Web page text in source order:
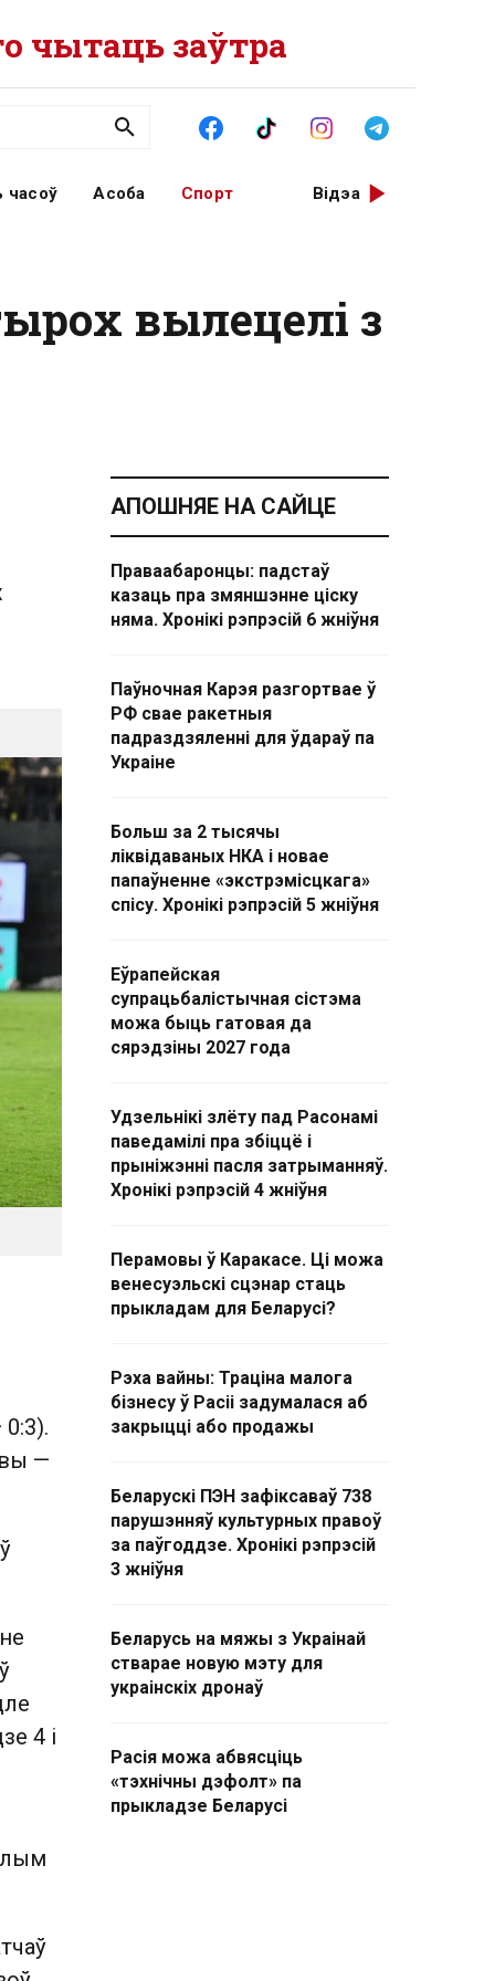
чытаць заўтра
часоў Асоба Спорт Відэа
вылецелі з
—
4 і
АПОШНЯЕ НА САЙЦЕ
Праваабаронцы: падстаў
казаць пра змяншэнне ціску
няма. Хронікі рэпрэсій 6 жніўня
Паўночная Карэя разгортвае ў
РФ свае ракетныя
падраздзяленні для ўдараў па
Украіне
Больш за 2 тысячы
ліквідаваных НКА і новае
папаўненне «экстрэмісцкага»
спісу. Хронікі рэпрэсій 5 жніўня
Еўрапейская
супрацьбалістычная сістэма
можа быць гатовая да
сярэдзіны 2027 года
Удзельнікі злёту пад Расонамі
паведамілі пра збіццё і
прыніжэнні пасля затрыманняў.
Хронікі рэпрэсій 4 жніўня
Перамовы ў Каракасе. Ці можа
венесуэльскі сцэнар стаць
прыкладам для Беларусі?
Рэха вайны: Траціна малога
бізнесу ў Расіі задумалася аб
закрыцці або продажы
Беларускі ПЭН зафіксаваў 738
парушэнняў культурных правоў
за паўгоддзе. Хронікі рэпрэсій
3 жніўня
Беларусь на мяжы з Украінай
стварае новую мэту для
украінскіх дронаў
Расія можа абвясціць
«тэхнічны дэфолт» па
прыкладзе Беларусі